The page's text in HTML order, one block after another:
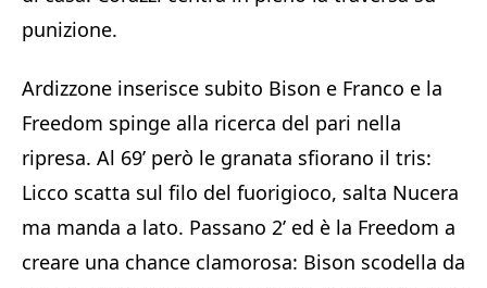
punizione.
Ardizzone inserisce subito Bison e Franco e la
Freedom spinge alla ricerca del pari nella
ripresa. Al 69’ però le granata sfiorano il tris:
Licco scatta sul filo del fuorigioco, salta Nucera
ma manda a lato. Passano 2’ ed è la Freedom a
creare una chance clamorosa: Bison scodella da